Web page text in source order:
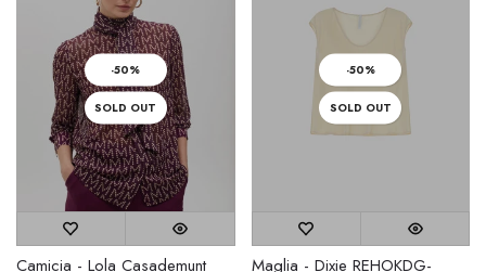
-50%
SOLD OUT
Camicia - Lola Casademunt
-50%
SOLD OUT
Maglia - Dixie REHOKDG-